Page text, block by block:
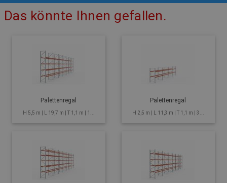
Das könnte Ihnen gefallen.
Palettenregal
H 5,5 m | L 19,7 m | T 1,1 m | 1...
Palettenregal
H 2,5 m | L 11,3 m | T 1,1 m | 3...